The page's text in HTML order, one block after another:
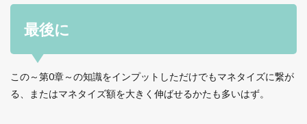
最後に
この～第0章～の知識をインプットしただけでもマネタイズに繋が
る、またはマネタイズ額を大きく伸ばせるかたも多いはず。